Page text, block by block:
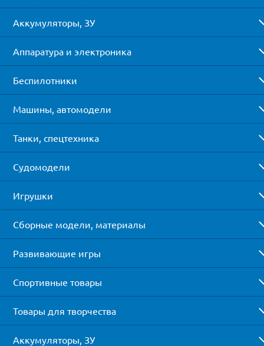
Аккумуляторы, ЗУ
Аппаратура и электроника
Беспилотники
Машины, автомодели
Танки, спецтехника
Судомодели
Игрушки
Сборные модели, материалы
Развивающие игры
Спортивные товары
Товары для творчества
Аккумуляторы, ЗУ